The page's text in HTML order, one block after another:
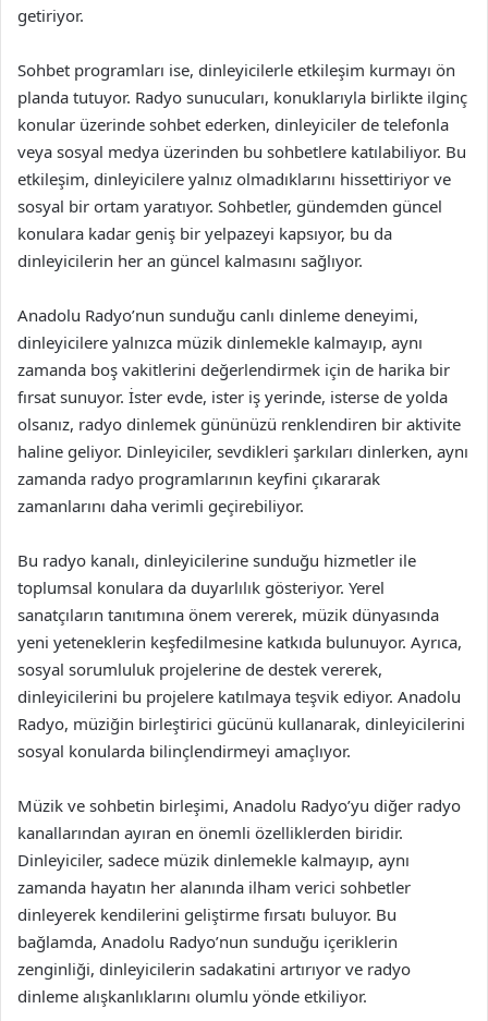
getiriyor.
Sohbet programları ise, dinleyicilerle etkileşim kurmayı ön
planda tutuyor. Radyo sunucuları, konuklarıyla birlikte ilginç
konular üzerinde sohbet ederken, dinleyiciler de telefonla
veya sosyal medya üzerinden bu sohbetlere katılabiliyor. Bu
etkileşim, dinleyicilere yalnız olmadıklarını hissettiriyor ve
sosyal bir ortam yaratıyor. Sohbetler, gündemden güncel
konulara kadar geniş bir yelpazeyi kapsıyor, bu da
dinleyicilerin her an güncel kalmasını sağlıyor.
Anadolu Radyo’nun sunduğu canlı dinleme deneyimi,
dinleyicilere yalnızca müzik dinlemekle kalmayıp, aynı
zamanda boş vakitlerini değerlendirmek için de harika bir
fırsat sunuyor. İster evde, ister iş yerinde, isterse de yolda
olsanız, radyo dinlemek gününüzü renklendiren bir aktivite
haline geliyor. Dinleyiciler, sevdikleri şarkıları dinlerken, aynı
zamanda radyo programlarının keyfini çıkararak
zamanlarını daha verimli geçirebiliyor.
Bu radyo kanalı, dinleyicilerine sunduğu hizmetler ile
toplumsal konulara da duyarlılık gösteriyor. Yerel
sanatçıların tanıtımına önem vererek, müzik dünyasında
yeni yeteneklerin keşfedilmesine katkıda bulunuyor. Ayrıca,
sosyal sorumluluk projelerine de destek vererek,
dinleyicilerini bu projelere katılmaya teşvik ediyor. Anadolu
Radyo, müziğin birleştirici gücünü kullanarak, dinleyicilerini
sosyal konularda bilinçlendirmeyi amaçlıyor.
Müzik ve sohbetin birleşimi, Anadolu Radyo’yu diğer radyo
kanallarından ayıran en önemli özelliklerden biridir.
Dinleyiciler, sadece müzik dinlemekle kalmayıp, aynı
zamanda hayatın her alanında ilham verici sohbetler
dinleyerek kendilerini geliştirme fırsatı buluyor. Bu
bağlamda, Anadolu Radyo’nun sunduğu içeriklerin
zenginliği, dinleyicilerin sadakatini artırıyor ve radyo
dinleme alışkanlıklarını olumlu yönde etkiliyor.